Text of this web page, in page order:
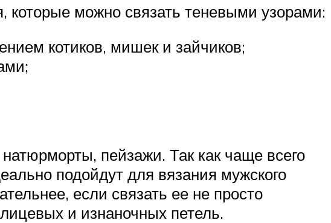
можно связать теневыми узорами:
котиков, мишек и зайчиков;
пейзажи. Так как чаще всего
подойдут для вязания мужского
если связать ее не просто
и изнаночных петель.